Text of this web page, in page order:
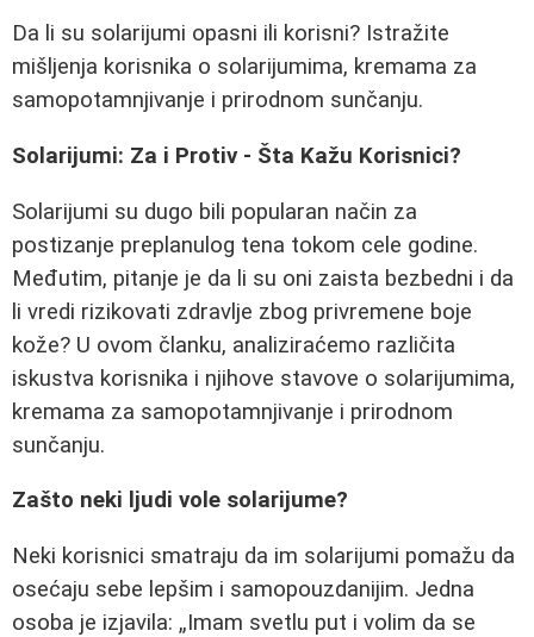
Da li su solarijumi opasni ili korisni? Istražite
mišljenja korisnika o solarijumima, kremama za
samopotamnjivanje i prirodnom sunčanju.
Solarijumi: Za i Protiv - Šta Kažu Korisnici?
Solarijumi su dugo bili popularan način za
postizanje preplanulog tena tokom cele godine.
Međutim, pitanje je da li su oni zaista bezbedni i da
li vredi rizikovati zdravlje zbog privremene boje
kože? U ovom članku, analiziraćemo različita
iskustva korisnika i njihove stavove o solarijumima,
kremama za samopotamnjivanje i prirodnom
sunčanju.
Zašto neki ljudi vole solarijume?
Neki korisnici smatraju da im solarijumi pomažu da
osećaju sebe lepšim i samopouzdanijim. Jedna
osoba je izjavila:
Imam svetlu put i volim da se